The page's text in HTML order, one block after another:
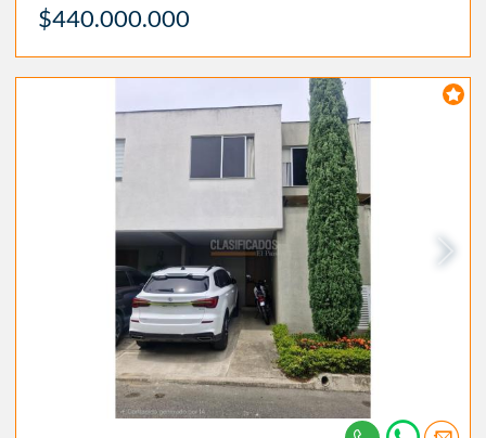
$440.000.000